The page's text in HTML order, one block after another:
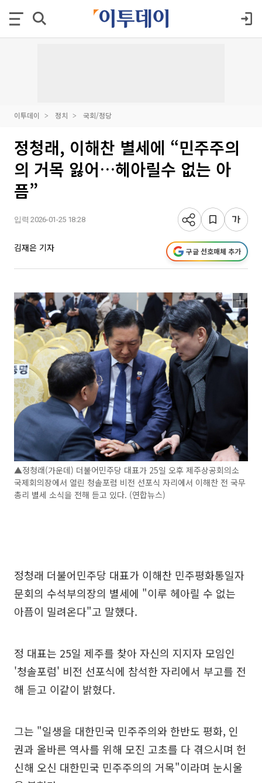
이투데이 정치 국회/정당
정청래, 이해찬 별세에 “민주주의
의 거목 잃어…헤아릴수 없는 아
픔”
입력 2026-01-25 18:28
김재은 기자 구글 선호매체 추가
▲정청래(가운데) 더불어민주당 대표가 25일 오후 제주상공회의소
국제회의장에서 열린 청솔포럼 비전 선포식 자리에서 이해찬 전 국무
총리 별세 소식을 전해 듣고 있다. (연합뉴스)
정청래 더불어민주당 대표가 이해찬 민주평화통일자
문회의 수석부의장의 별세에 "이루 헤아릴 수 없는
아픔이 밀려온다"고 말했다.
정 대표는 25일 제주를 찾아 자신의 지지자 모임인
'청솔포럼' 비전 선포식에 참석한 자리에서 부고를 전
해 듣고 이같이 밝혔다.
그는 "일생을 대한민국 민주주의와 한반도 평화, 인
권과 올바른 역사를 위해 모진 고초를 다 겪으시며 헌
신해 오신 대한민국 민주주의의 거목"이라며 눈시울